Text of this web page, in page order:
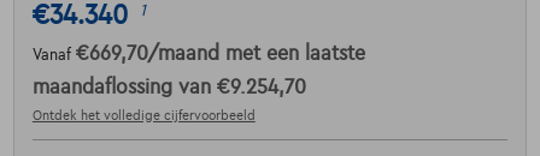
€34.340 1
Vanaf €669,70/maand met een laatste
maandaflossing van €9.254,70
Ontdek het volledige cijfervoorbeeld